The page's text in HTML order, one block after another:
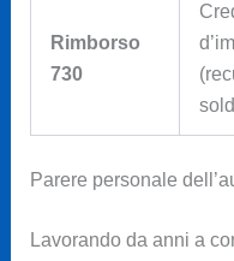
Rimborso
730
Parere personale
Lavorando da anni a